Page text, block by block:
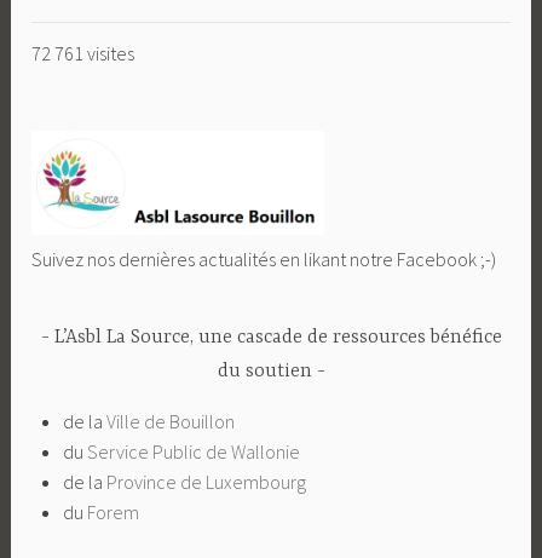
72 761 visites
Suivez nos dernières actualités en likant notre Facebook ;-)
L’Asbl La Source, une cascade de ressources bénéfice
du soutien
de la Ville de Bouillon
du Service Public de Wallonie
de la Province de Luxembourg
du Forem